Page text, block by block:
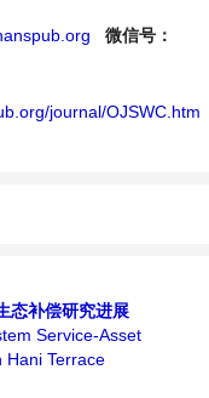
同方向问题与发展的交
微信号：
journal/OJSWC.htm
态补偿研究进展
Service-Asset
Hani Terrace